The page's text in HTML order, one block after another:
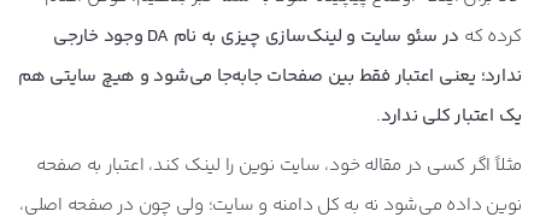
کرده که
در سئو سایت و لینک‌سازی چیزی به نام DA وجود خارجی
ندارد؛ یعنی اعتبار فقط بین صفحات جابه‌جا می‌شود و هیچ سایتی هم
یک اعتبار کلی ندارد.
مثلاً اگر کسی در مقاله خود، سایت نوین را لینک کند، اعتبار به صفحه
نوین داده می‌شود نه به کل دامنه و سایت؛ ولی چون در صفحه اصلی،